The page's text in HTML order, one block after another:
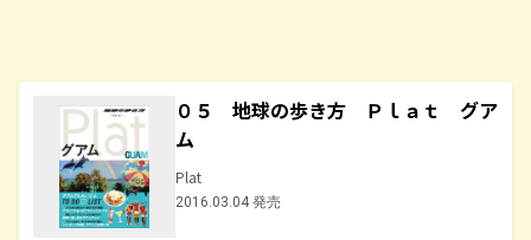
０５ 地球の歩き方 Ｐｌａｔ グア
ム
Plat
2016.03.04 発売